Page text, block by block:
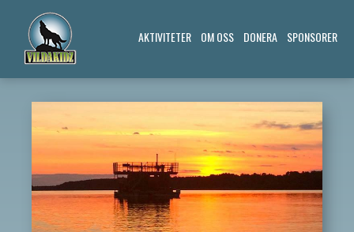
AKTIVITETER OM OSS DONERA SPONSORER